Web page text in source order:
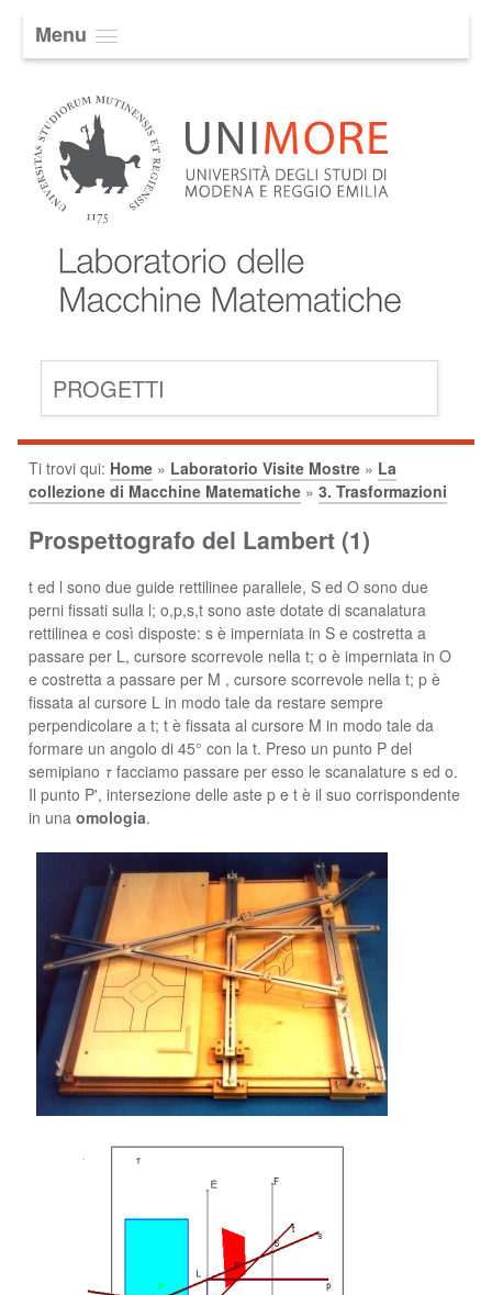
Menu
PROGETTI
Ti trovi qui: Home » Laboratorio Visite Mostre » La
collezione di Macchine Matematiche » 3. Trasformazioni
Prospettografo del Lambert (1)
t ed l sono due guide rettilinee parallele, S ed O sono due
perni fissati sulla l; o,p,s,t sono aste dotate di scanalatura
rettilinea e così disposte: s è imperniata in S e costretta a
passare per L, cursore scorrevole nella t; o è imperniata in O
e costretta a passare per M , cursore scorrevole nella t; p è
fissata al cursore L in modo tale da restare sempre
perpendicolare a t; t è fissata al cursore M in modo tale da
formare un angolo di 45° con la t. Preso un punto P del
semipiano τ facciamo passare per esso le scanalature s ed o.
Il punto P', intersezione delle aste p e t è il suo corrispondente
in una omologia.